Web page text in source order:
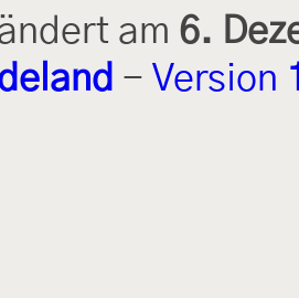
am 6.
- Version